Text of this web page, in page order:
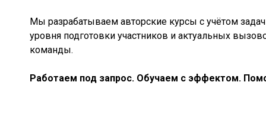
Мы разрабатываем авторские курсы с учётом задач
уровня подготовки участников и актуальных
команды.
Работаем под запрос. Обучаем с эффектом.